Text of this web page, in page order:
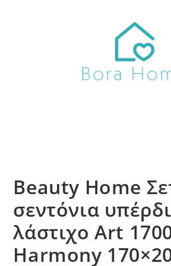
Beauty Home
σεντόνια
λάστιχο Art
Harmony